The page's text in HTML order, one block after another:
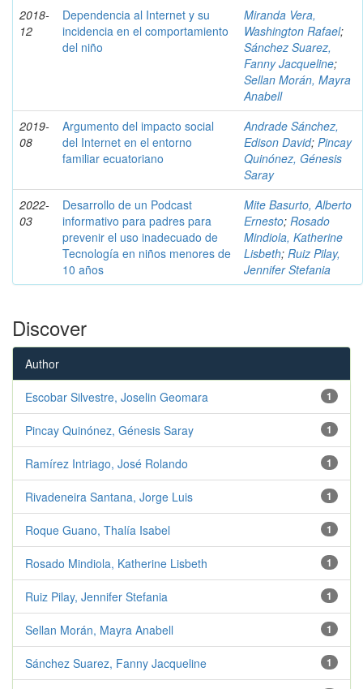
2018-
12
Dependencia al Internet y su
incidencia en el comportamiento
del niño
Miranda Vera,
Washington Rafael;
Sánchez Suarez,
Fanny Jacqueline;
Sellan Morán, Mayra
Anabell
2019-
08
Argumento del impacto social
del Internet en el entorno
familiar ecuatoriano
Andrade Sánchez,
Edison David; Pincay
Quinónez, Génesis
Saray
2022-
03
Desarrollo de un Podcast
informativo para padres para
prevenir el uso inadecuado de
Tecnología en niños menores de
10 años
Mite Basurto, Alberto
Ernesto; Rosado
Mindiola, Katherine
Lisbeth; Ruiz Pilay,
Jennifer Stefania
Discover
Author
1
Escobar Silvestre, Joselin Geomara
1
Pincay Quinónez, Génesis Saray
1
Ramírez Intriago, José Rolando
1
Rivadeneira Santana, Jorge Luis
1
Roque Guano, Thalía Isabel
1
Rosado Mindiola, Katherine Lisbeth
1
Ruiz Pilay, Jennifer Stefania
1
Sellan Morán, Mayra Anabell
1
Sánchez Suarez, Fanny Jacqueline